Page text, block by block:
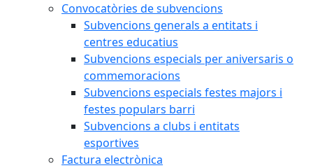
Convocatòries de subvencions
Subvencions generals a entitats i
centres educatius
Subvencions especials per aniversaris o
commemoracions
Subvencions especials festes majors i
festes populars barri
Subvencions a clubs i entitats
esportives
Factura electrònica